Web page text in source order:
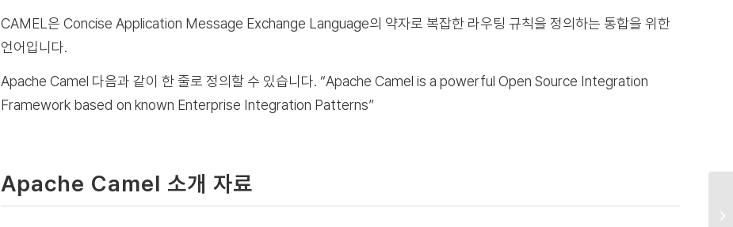
CAMEL은 Concise Application Message Exchange Language의 약자로 복잡한 라우팅 규칙을 정의하는 통합을 위한
언어입니다.
Apache Camel 다음과 같이 한 줄로 정의할 수 있습니다. “Apache Camel is a powerful Open Source Integration
Framework based on known Enterprise Integration Patterns”
Apache Camel 소개 자료